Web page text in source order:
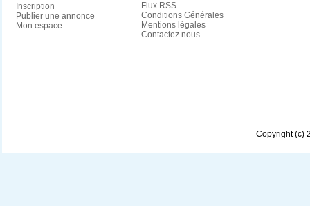
Inscription
Publier une annonce
Mon espace
Flux RSS
Conditions Générales
Mentions légales
Contactez nous
Copyright (c)